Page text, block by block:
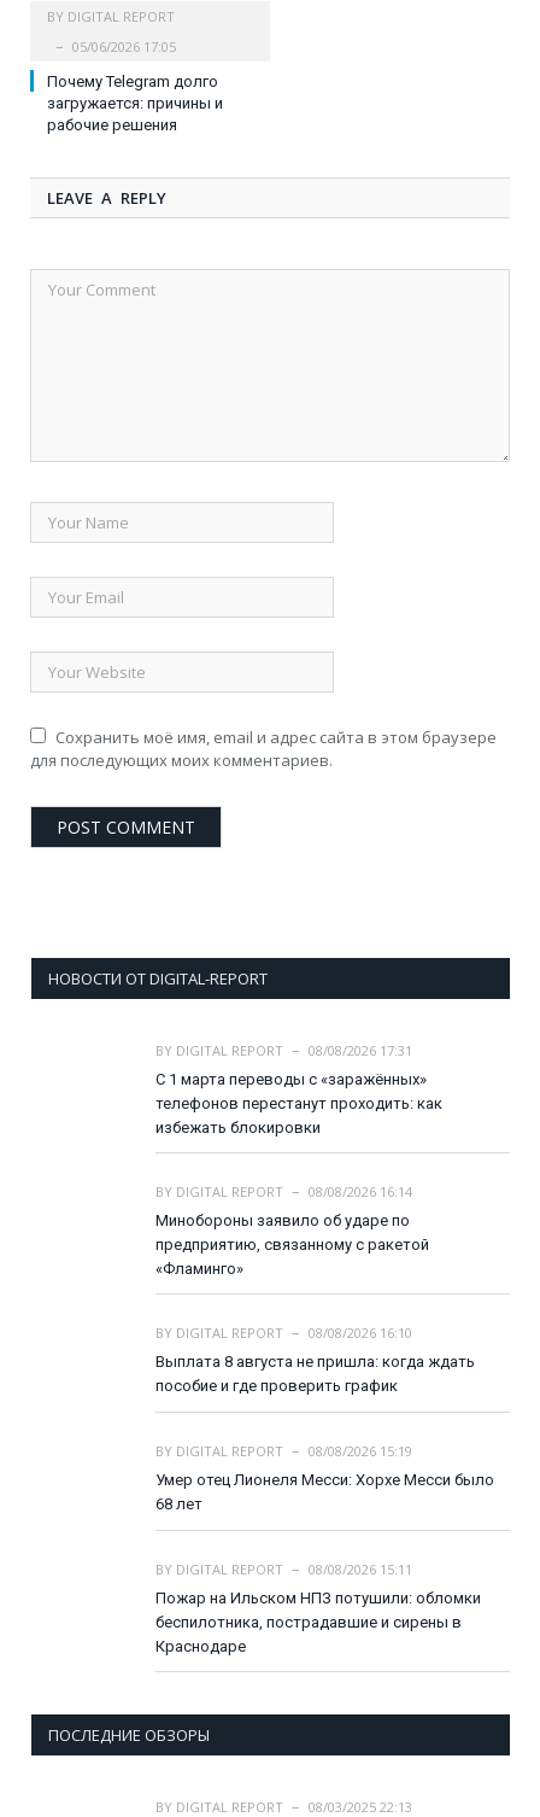
BY DIGITAL REPORT
05/06/2026 17:05
Почему Telegram долго
загружается: причины и
рабочие решения
LEAVE A REPLY
Сохранить моё имя, email и адрес сайта в этом браузере
для последующих моих комментариев.
НОВОСТИ ОТ DIGITAL-REPORT
BY DIGITAL REPORT
08/08/2026 17:31
С 1 марта переводы с «заражённых»
телефонов перестанут проходить: как
избежать блокировки
BY DIGITAL REPORT
08/08/2026 16:14
Минобороны заявило об ударе по
предприятию, связанному с ракетой
«Фламинго»
BY DIGITAL REPORT
08/08/2026 16:10
Выплата 8 августа не пришла: когда ждать
пособие и где проверить график
BY DIGITAL REPORT
08/08/2026 15:19
Умер отец Лионеля Месси: Хорхе Месси было
68 лет
BY DIGITAL REPORT
08/08/2026 15:11
Пожар на Ильском НПЗ потушили: обломки
беспилотника, пострадавшие и сирены в
Краснодаре
ПОСЛЕДНИЕ ОБЗОРЫ
BY DIGITAL REPORT
08/03/2025 22:13